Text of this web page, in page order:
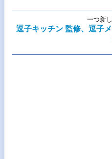
一つ新
逗子キッチン 監修、逗子